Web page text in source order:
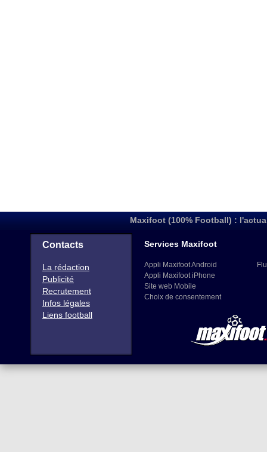
Maxifoot (100% Football) :
Contacts
La rédaction
Publicité
Recrutement
Infos légales
Liens football
Services Maxifoot
Appli Maxifoot Android
Appli Maxifoot iPhone
Site web Mobile
Choix de consentement